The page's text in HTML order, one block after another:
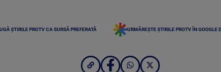
ȘTIRILE PROTV CA SURSĂ PREFERATĂ URMĂREȘTE ȘTIRILE PROTV ÎN GOOGLE